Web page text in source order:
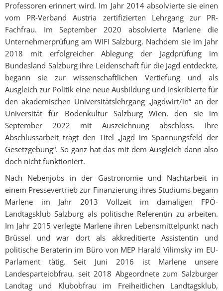
Professoren erinnert wird. Im Jahr 2014 absolvierte sie einen
vom PR-Verband Austria zertifizierten Lehrgang zur PR-
Fachfrau. Im September 2020 absolvierte Marlene die
Unternehmerprüfung am WIFI Salzburg. Nachdem sie im Jahr
2018 mit erfolgreicher Ablegung der Jagdprüfung im
Bundesland Salzburg ihre Leidenschaft für die Jagd entdeckte,
begann sie zur wissenschaftlichen Vertiefung und als
Ausgleich zur Politik eine neue Ausbildung und inskribierte für
den akademischen Universitätslehrgang „Jagdwirt/in“ an der
Universität für Bodenkultur Salzburg Wien, den sie im
September 2022 mit Auszeichnung abschloss. Ihre
Abschlussarbeit trägt den Titel „Jagd im Spannungsfeld der
Gesetzgebung“. So ganz hat das mit dem Ausgleich dann also
doch nicht funktioniert.
Nach Nebenjobs in der Gastronomie und Nachtarbeit in
einem Pressevertrieb zur Finanzierung ihres Studiums begann
Marlene im Jahr 2013 Vollzeit im damaligen FPÖ-
Landtagsklub Salzburg als politische Referentin zu arbeiten.
Im Jahr 2015 verlegte Marlene ihren Lebensmittelpunkt nach
Brüssel und war dort als akkreditierte Assistentin und
politische Beraterin im Büro von MEP Harald Vilimsky im EU-
Parlament tätig. Seit Juni 2016 ist Marlene unsere
Landesparteiobfrau, seit 2018 Abgeordnete zum Salzburger
Landtag und Klubobfrau im Freiheitlichen Landtagsklub,